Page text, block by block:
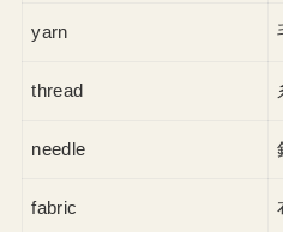
yarn
thread
needle
fabric